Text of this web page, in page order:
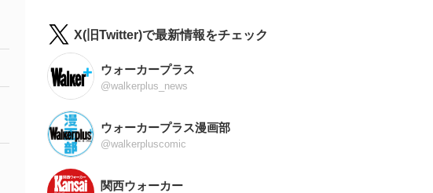
X(旧Twitter)で最新情報をチェック
ウォーカープラス
@walkerplus_news
ウォーカープラス漫画部
@walkerpluscomic
関西ウォーカー